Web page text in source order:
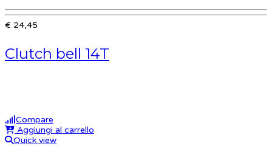
€ 24,45
Clutch bell 14T
Compare
Aggiungi al carrello
Quick view